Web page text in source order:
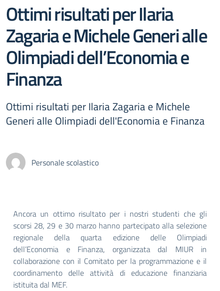
Ottimi risultati per Ilaria
Zagaria e Michele Generi alle
Olimpiadi dell’Economia e
Finanza
Ottimi risultati per Ilaria Zagaria e Michele
Generi alle Olimpiadi dell'Economia e Finanza
Personale scolastico
Ancora un ottimo risultato per i nostri studenti che gli
scorsi 28, 29 e 30 marzo hanno partecipato alla selezione
regionale della quarta edizione delle Olimpiadi
dell’Economia e Finanza, organizzata dal MIUR in
collaborazione con il Comitato per la programmazione e il
coordinamento delle attività di educazione finanziaria
istituita dal MEF.